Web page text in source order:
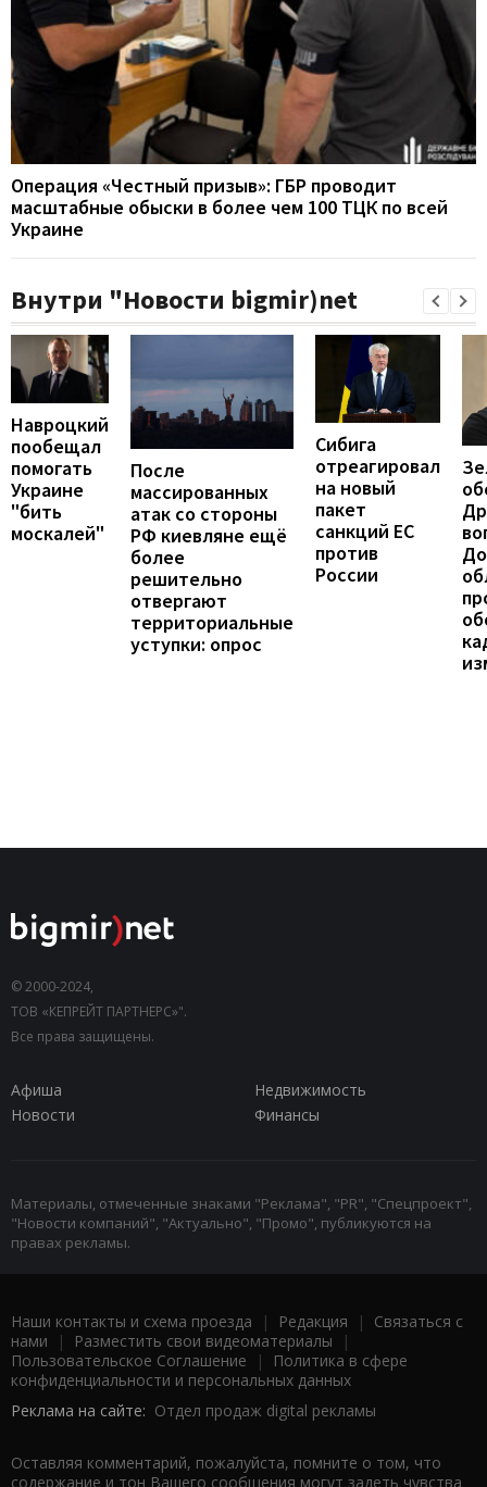
Операция «Честный призыв»: ГБР проводит
масштабные обыски в более чем 100 ТЦК по всей
Украине
Внутри "Новости bigmir)net
Навроцкий
пообещал
помогать
Украине
"бить
москалей"
После
массированных
атак со стороны
РФ киевляне ещё
более
решительно
отвергают
территориальные
уступки: опрос
Сибига
отреагировал
на новый
пакет
санкций ЕС
против
России
© 2000-2024,
ТОВ «КЕПРЕЙТ ПАРТНЕРС»".
Все права защищены.
Афиша
Недвижимость
Новости
Финансы
Материалы, отмеченные знаками "Реклама", "PR", "Спецпроект",
"Новости компаний", "Актуально", "Промо", публикуются на
правах рекламы.
Наши контакты и схема проезда | Редакция | Связаться с
нами | Разместить свои видеоматериалы |
Пользовательское Соглашение |
Политика в сфере
конфиденциальности и персональных данных
Реклама на сайте: Отдел продаж digital рекламы
Оставляя комментарий, пожалуйста, помните о том, что
содержание и тон Вашего сообщения могут задеть чувства